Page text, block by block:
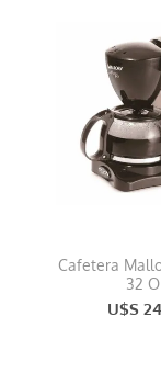
Cafetera
32
U$S